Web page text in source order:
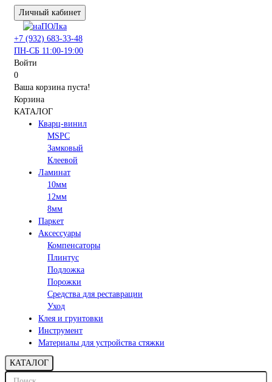
Личный кабинет
+7 (932) 683-33-48
ПН-СБ 11:00-19:00
Войти
0
Ваша корзина пуста!
Корзина
КАТАЛОГ
Кварц-винил
MSPC
Замковый
Клеевой
Ламинат
10мм
12мм
8мм
Паркет
Аксессуары
Компенсаторы
Плинтус
Подложка
Порожки
Средства для реставрации
Уход
Клея и грунтовки
Инструмент
Материалы для устройства стяжки
КАТАЛОГ